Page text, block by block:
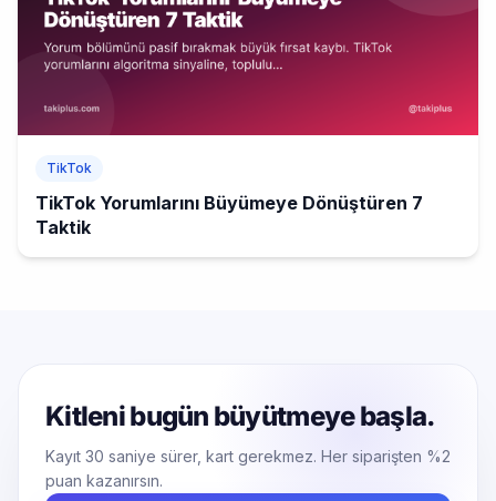
TikTok
TikTok Yorumlarını Büyümeye Dönüştüren 7
Taktik
Kitleni bugün büyütmeye başla.
Kayıt 30 saniye sürer, kart gerekmez. Her siparişten %2
puan kazanırsın.